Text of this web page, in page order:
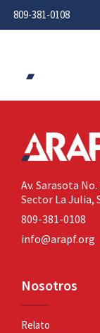
809-381-0108
Av. Sarasota No.
Sector La Julia,
809-381-0108
info@arapf.org
Nosotros
Relato